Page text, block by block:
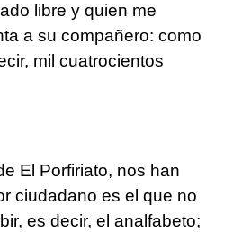
libre y quien me
a su compañero: como
mil cuatrocientos
El Porfiriato, nos han
ciudadano es el que no
es decir, el analfabeto;